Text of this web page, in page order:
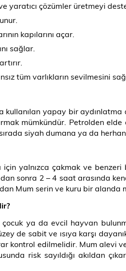
yaratıcı çözümler üretmeyi
kapılarını açar.
sağlar.
tüm varlıkların sevilmesini
kullanılan yapay bir
mümkündür. Petrolden
siyah dumana ya da
yalnızca çakmak ve
sonra 2 – 4 saat arasında
Mum serin ve kuru bir alanda
ya da evcil hayvan
de sabit ve ısıya karşı
kontrol edilmelidir. Mum alevi
risk sayıldığı akıldan